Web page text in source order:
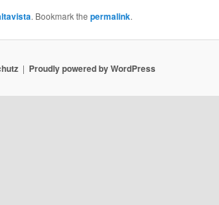
. Bookmark the permalink.
Proudly powered by WordPress